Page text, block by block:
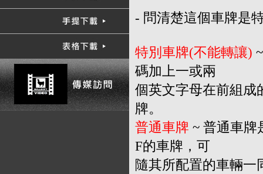
- 問清楚這個車牌是
特別車牌(不能轉讓)
碼加上一或兩
個英文字母在前組成
牌。
普通車牌 ~ 普通車牌
F的車牌，可
隨其所配置的車輛一